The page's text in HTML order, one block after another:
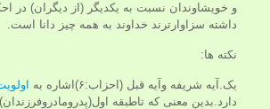
و خويشاوندان نسبت به يكديگر (از ديگران) در
داشته سزاوارترند خداوند به همه چيز دانا است.
نکته ها:
یک.آیه شریفه وآیه قبل (احزاب:۶)اشاره به
دارد.بدین معنی که تاطبقه